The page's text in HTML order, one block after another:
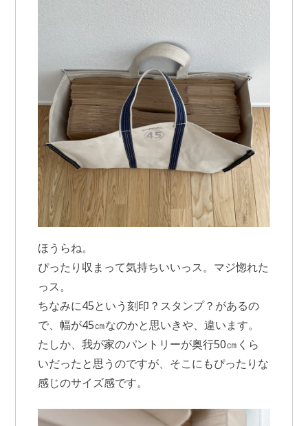
ほうらね。
ぴったり収まって気持ちいいっス。マジ惚れた
っス。
ちなみに45という刻印？スタンプ？があるの
で、幅が45㎝なのかと思いきや、違います。
たしか、我が家のパントリーが奥行50㎝くら
いだったと思うのですが、そこにもぴったりな
感じのサイズ感です。